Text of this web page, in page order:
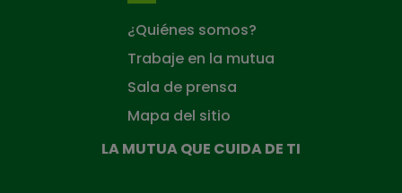
¿Quiénes somos?
Trabaje en la mutua
Sala de prensa
Mapa del sitio
LA MUTUA QUE CUIDA DE TI